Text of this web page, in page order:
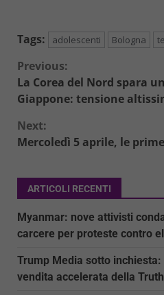
Tags: adolescenti Bologna
Continue
Reading
Previous:
La Corea del Nord spara
Giappone: tensione
Next:
Mercoledì 5 aprile, le
ARTICOLI RECENTI
Myanmar: nove attivisti
carcere per proteste contro
Trump Media sotto inchiesta:
vendita accelerata della